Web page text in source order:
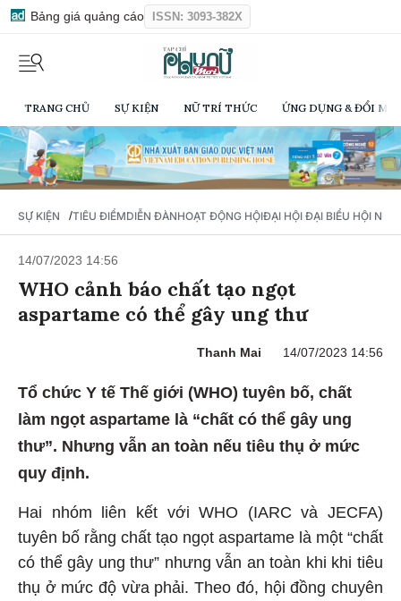
Bảng giá quảng cáo ISSN: 3093-382X
TRANG CHỦ SỰ KIỆN NỮ TRÍ THỨC ỨNG DỤNG & ĐỔI
SỰ KIỆN / TIÊU ĐIỂMDIỄN ĐÀNHOẠT ĐỘNG HỘIĐẠI HỘI ĐẠI BIỂU HỘI NỮ
14/07/2023 14:56
WHO cảnh báo chất tạo ngọt
aspartame có thể gây ung thư
Thanh Mai 14/07/2023 14:56
Tổ chức Y tế Thế giới (WHO) tuyên bố, chất
làm ngọt aspartame là “chất có thể gây ung
thư”. Nhưng vẫn an toàn nếu tiêu thụ ở mức
quy định.
Hai nhóm liên kết với WHO (IARC và JECFA)
tuyên bố rằng chất tạo ngọt aspartame là một “chất
có thể gây ung thư” nhưng vẫn an toàn khi khi tiêu
thụ ở mức độ vừa phải. Theo đó, hội đồng chuyên